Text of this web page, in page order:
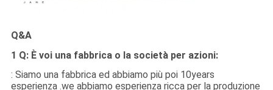
Q&A
1 Q: È voi una fabbrica o la società per azioni:
: Siamo una fabbrica ed abbiamo più poi 10years
esperienza .we abbiamo esperienza ricca per la produzione